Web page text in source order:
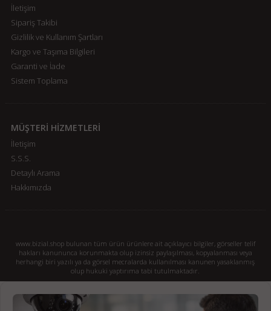
İletişim
Sipariş Takibi
Gizlilik ve Kullanım Şartları
Kargo ve Taşıma Bilgileri
Garanti ve İade
Sistem Toplama
MÜŞTERİ HİZMETLERİ
İletişim
S.S.S.
Detaylı Arama
Hakkımızda
www.bizial.shop bulunan tüm ürün ürünlere ait açıklayıcı bilgiler, görseller telif
hakları kanununca korunmakta olup izinsiz paylaşılması, kopyalanması veya
herhangi biri yazılı ya da görsel mecralarda kullanılması kanunen yasaklanmış
olup hukuki yaptırıma tabi tutulmaktadır.